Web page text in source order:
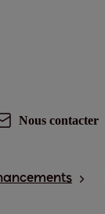
Nous contacter